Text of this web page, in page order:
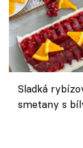
Sladká
smetany s